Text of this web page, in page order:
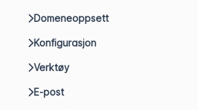
Domeneoppsett
Konfigurasjon
Verktøy
E-post